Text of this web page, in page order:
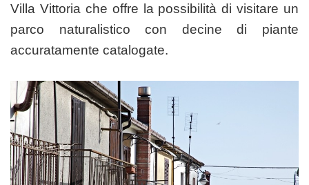
Villa Vittoria che offre la possibilità di visitare un
parco naturalistico con decine di piante
accuratamente catalogate.